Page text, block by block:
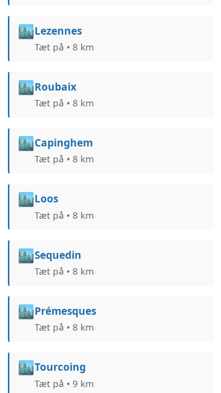
🏙️Lezennes
Tæt på • 8 km
🏙️Roubaix
Tæt på • 8 km
🏙️Capinghem
Tæt på • 8 km
🏙️Loos
Tæt på • 8 km
🏙️Sequedin
Tæt på • 8 km
🏙️Prémesques
Tæt på • 8 km
🏙️Tourcoing
Tæt på • 9 km